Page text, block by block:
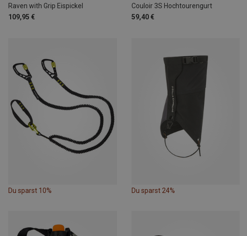
Raven with Grip Eispickel
109,95 €
Couloir 3S Hochtourengurt
59,40 €
Du sparst 10% Du sparst 24%